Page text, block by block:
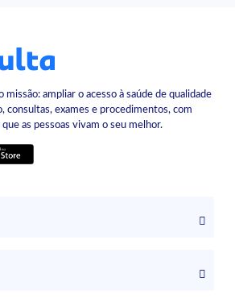
missão: ampliar o acesso à saúde de qualidade
consultas, exames e procedimentos, com
as pessoas vivam o seu melhor.